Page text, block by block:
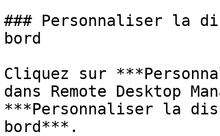
### Personnaliser la
bord
Cliquez sur
dans Remote Desktop
***Personnaliser la
bord***.